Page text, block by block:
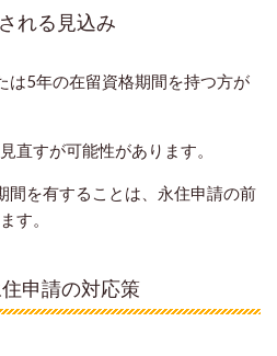
れる見込み
は5年の在留資格期間を持つ方が
直すが可能性があります。
間を有することは、永住申請の前
す。
申請の対応策